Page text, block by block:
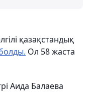
қазақстандық
Ол 58 жаста
Аида Балаева